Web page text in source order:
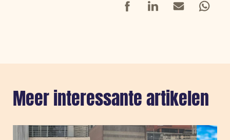
Meer interessante artikelen